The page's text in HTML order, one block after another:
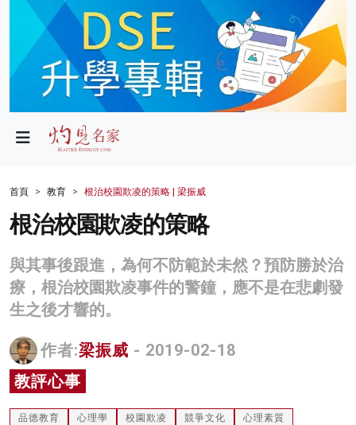
政局
財經
生活
商業
科技
影片
名家榜
灼見活動
首頁 教育 根治校園欺凌的策略 | 梁振威
根治校園欺凌的策略
與其事後跟進，為何不防範於未然？預防勝於治
療，根治校園欺凌事件的警鐘，應不是在悲劇發
生之後才響的。
作者:梁振威 - 2019-02-18
教評心事
品德教育 心理學 校園欺凌 競爭文化
心理素質